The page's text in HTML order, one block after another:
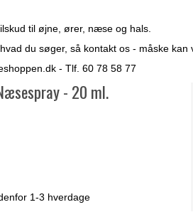
til øjne, ører, næse og hals.
du søger, så kontakt os - måske
- Tlf. 60 78 58 77
- 20 ml.
1-3 hverdage